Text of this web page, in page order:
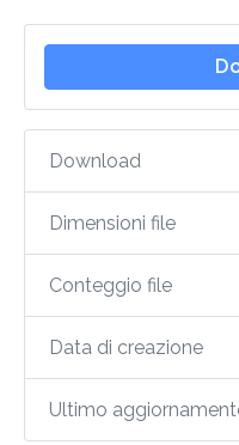
Download
Dimensioni file
Conteggio file
Data di creazione
Ultimo